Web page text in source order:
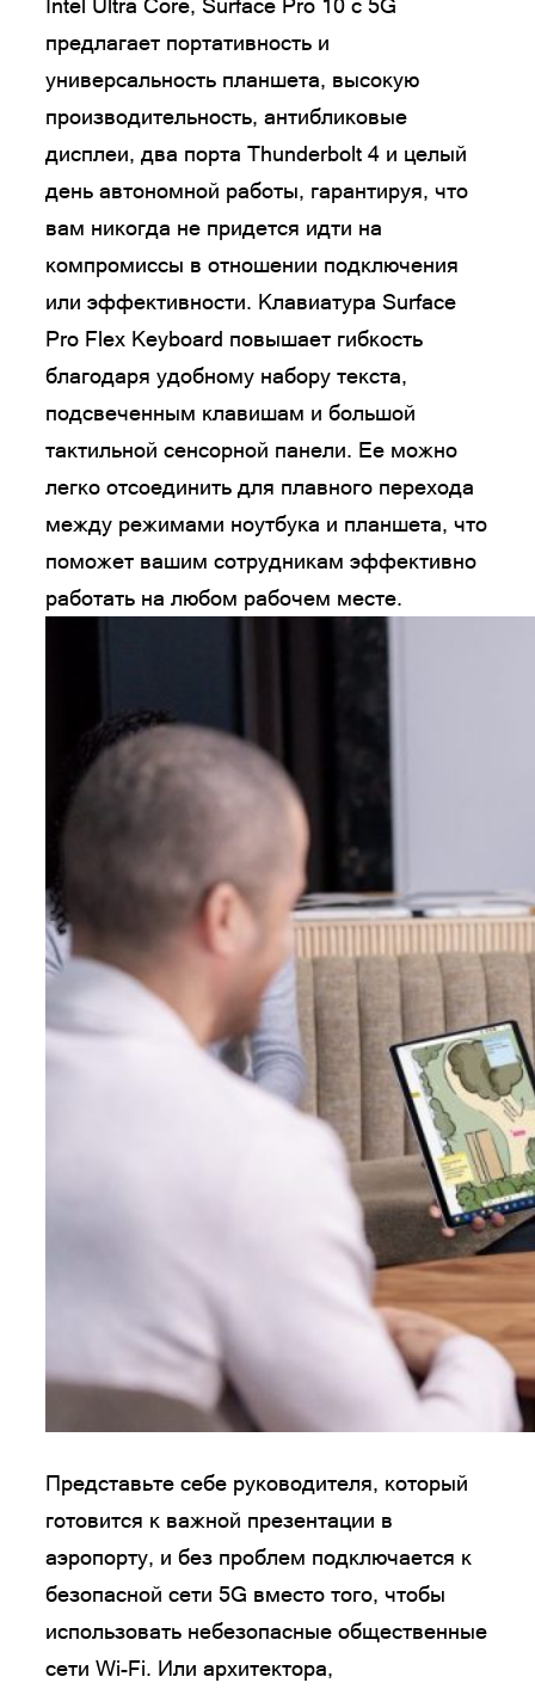
Intel Ultra Core, Surface Pro 10 с 5G
предлагает портативность и
универсальность планшета, высокую
производительность, антибликовые
дисплеи, два порта Thunderbolt 4 и целый
день автономной работы, гарантируя, что
вам никогда не придется идти на
компромиссы в отношении подключения
или эффективности. Клавиатура Surface
Pro Flex Keyboard повышает гибкость
благодаря удобному набору текста,
подсвеченным клавишам и большой
тактильной сенсорной панели. Ее можно
легко отсоединить для плавного перехода
между режимами ноутбука и планшета, что
поможет вашим сотрудникам эффективно
работать на любом рабочем месте.
Представьте себе руководителя, который
готовится к важной презентации в
аэропорту, и без проблем подключается к
безопасной сети 5G вместо того, чтобы
использовать небезопасные общественные
сети Wi-Fi. Или архитектора,